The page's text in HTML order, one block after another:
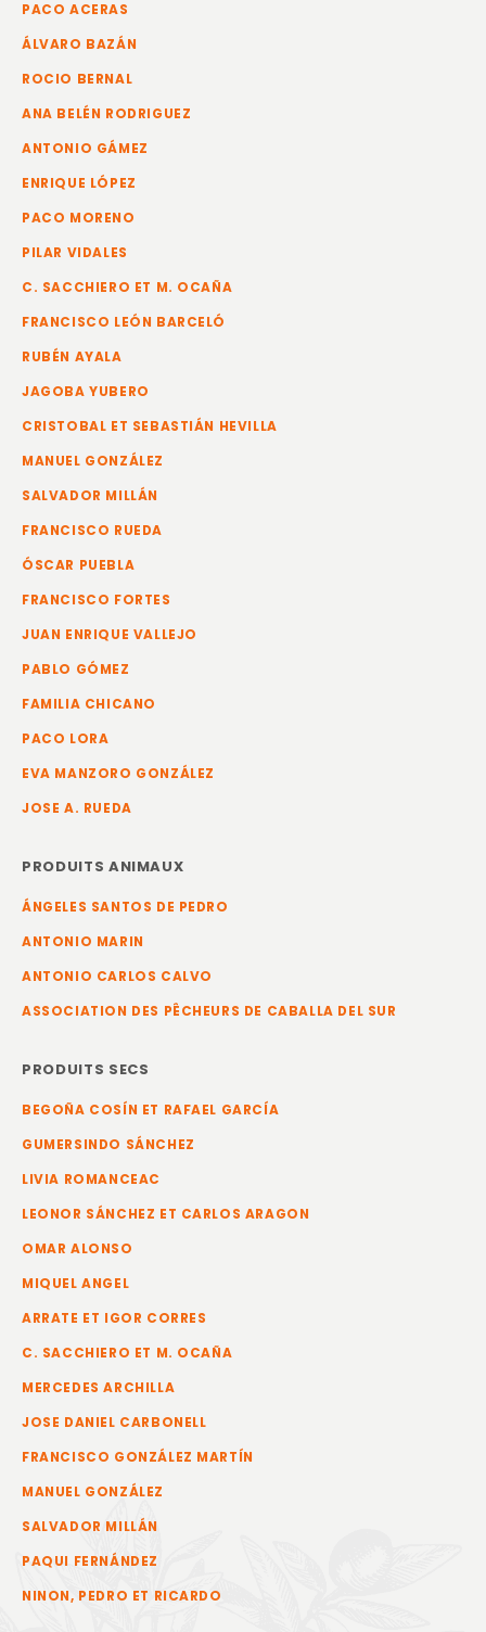
PACO ACERAS
ÁLVARO BAZÁN
ROCIO BERNAL
ANA BELÉN RODRIGUEZ
ANTONIO GÁMEZ
ENRIQUE LÓPEZ
PACO MORENO
PILAR VIDALES
C. SACCHIERO ET M. OCAÑA
FRANCISCO LEÓN BARCELÓ
RUBÉN AYALA
JAGOBA YUBERO
CRISTOBAL ET SEBASTIÁN HEVILLA
MANUEL GONZÁLEZ
SALVADOR MILLÁN
FRANCISCO RUEDA
ÓSCAR PUEBLA
FRANCISCO FORTES
JUAN ENRIQUE VALLEJO
PABLO GÓMEZ
FAMILIA CHICANO
PACO LORA
EVA MANZORO GONZÁLEZ
JOSE A. RUEDA
PRODUITS ANIMAUX
ÁNGELES SANTOS DE PEDRO
ANTONIO MARIN
ANTONIO CARLOS CALVO
ASSOCIATION DES PÊCHEURS DE CABALLA DEL SUR
PRODUITS SECS
BEGOÑA COSÍN ET RAFAEL GARCÍA
GUMERSINDO SÁNCHEZ
LIVIA ROMANCEAC
LEONOR SÁNCHEZ ET CARLOS ARAGON
OMAR ALONSO
MIQUEL ANGEL
ARRATE ET IGOR CORRES
C. SACCHIERO ET M. OCAÑA
MERCEDES ARCHILLA
JOSE DANIEL CARBONELL
FRANCISCO GONZÁLEZ MARTÍN
MANUEL GONZÁLEZ
SALVADOR MILLÁN
PAQUI FERNÁNDEZ
NINON, PEDRO ET RICARDO